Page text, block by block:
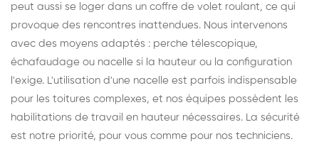
peut aussi se loger dans un coffre de volet roulant, ce qui
provoque des rencontres inattendues. Nous intervenons
avec des moyens adaptés : perche télescopique,
échafaudage ou nacelle si la hauteur ou la configuration
l'exige. L'utilisation d'une nacelle est parfois indispensable
pour les toitures complexes, et nos équipes possèdent les
habilitations de travail en hauteur nécessaires. La sécurité
est notre priorité, pour vous comme pour nos techniciens.